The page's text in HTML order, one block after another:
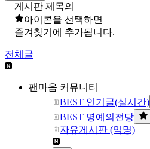
게시판 제목의
아이콘을 선택하면
즐겨찾기에 추가됩니다.
전체글
팬마음 커뮤니티
BEST 인기글(실시간)
BEST 명예의전당
자유게시판 (익명)